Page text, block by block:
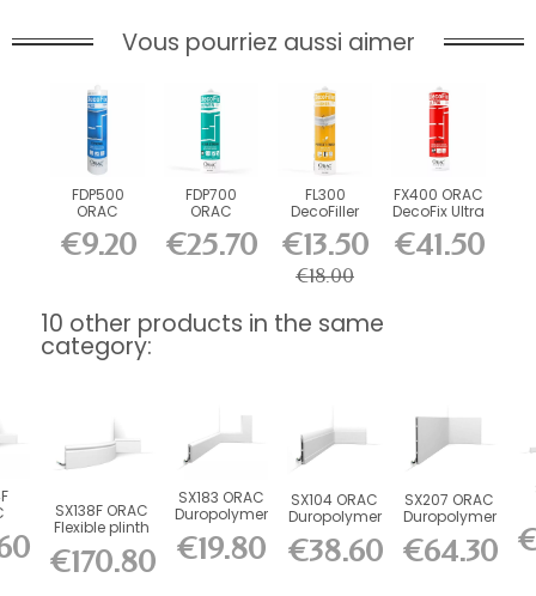
Vous pourriez aussi aimer
FDP500
ORAC
DecoFix Pro
310 ml
€9.20
FDP700
ORAC
DecoFix
Power 290
ml
€25.70
FL300
DecoFiller
€13.50
€18.00
FX400 ORAC
DecoFix Ultra
€41.50
10 other products in the same
category:
SX138F ORAC
Flexible plinth
Flex L200 x...
€170.80
SX183 ORAC
Duropolymer
Board L200 x
H7.5 x...
€19.80
SX104 ORAC
Duropolymer
Skirting
Board L200...
€38.60
SX207 ORAC
Duropolymer
Board L200 x
H25 x...
€64.30